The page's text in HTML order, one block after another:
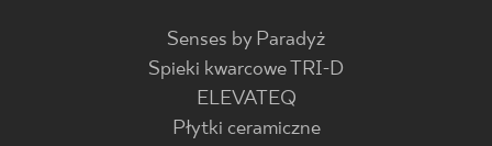
Senses by Paradyż
Spieki kwarcowe TRI-D
ELEVATEQ
Płytki ceramiczne